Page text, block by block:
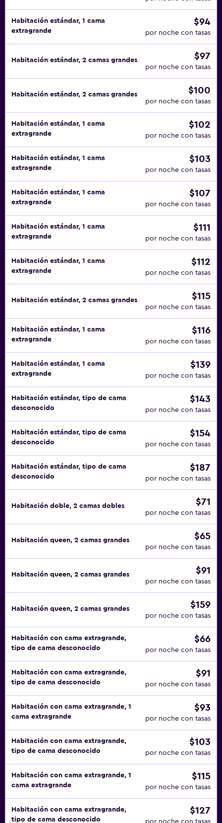
Habitación estándar, 1 cama
extragrande
$94
por noche con tasas
Habitación estándar, 2 camas grandes $97
por noche con tasas
Habitación estándar, 2 camas grandes $100
por noche con tasas
Habitación estándar, 1 cama
extragrande
$102
por noche con tasas
Habitación estándar, 1 cama
extragrande
$103
por noche con tasas
Habitación estándar, 1 cama
extragrande
$107
por noche con tasas
Habitación estándar, 1 cama
extragrande
$111
por noche con tasas
Habitación estándar, 1 cama
extragrande
$112
por noche con tasas
Habitación estándar, 2 camas grandes $115
por noche con tasas
Habitación estándar, 1 cama
extragrande
$116
por noche con tasas
Habitación estándar, 1 cama
extragrande
$139
por noche con tasas
Habitación estándar, tipo de cama
desconocido
$143
por noche con tasas
Habitación estándar, tipo de cama
desconocido
$154
por noche con tasas
Habitación estándar, tipo de cama
desconocido
$187
por noche con tasas
Habitación doble, 2 camas dobles $71
por noche con tasas
Habitación queen, 2 camas grandes $65
por noche con tasas
Habitación queen, 2 camas grandes $91
por noche con tasas
Habitación queen, 2 camas grandes $159
por noche con tasas
Habitación con cama extragrande,
tipo de cama desconocido
$66
por noche con tasas
Habitación con cama extragrande,
tipo de cama desconocido
$91
por noche con tasas
Habitación con cama extragrande, 1
cama extragrande
$93
por noche con tasas
Habitación con cama extragrande,
tipo de cama desconocido
$103
por noche con tasas
Habitación con cama extragrande, 1
cama extragrande
$115
por noche con tasas
Habitación con cama extragrande,
tipo de cama desconocido
$127
por noche con tasas